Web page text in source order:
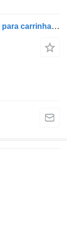
Ar condicionado automóvel 591921000 para carrinha Citroen JUMPER Caixa (244) | 02